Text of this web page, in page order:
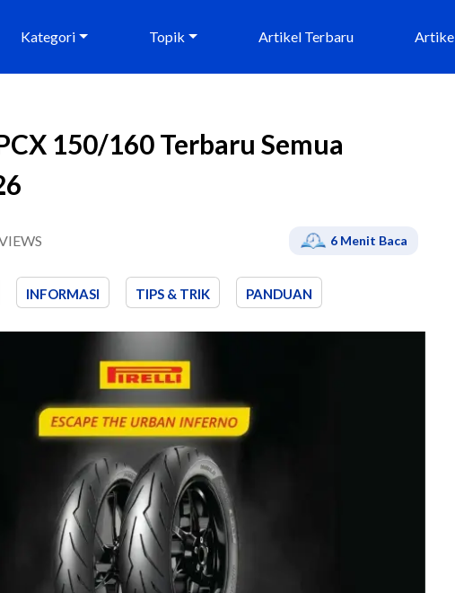
Kategori Topik Artikel Terbaru
150/160 Terbaru Semua
6 Menit Baca
INFORMASI TIPS & TRIK PANDUAN